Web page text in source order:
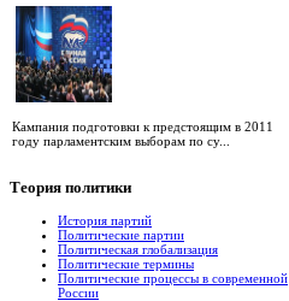
Кампания подготовки к предстоящим в 2011
году парламентским выборам по су...
Теория политики
История партий
Политические партии
Политическая глобализация
Политические термины
Политические процессы в современной
России